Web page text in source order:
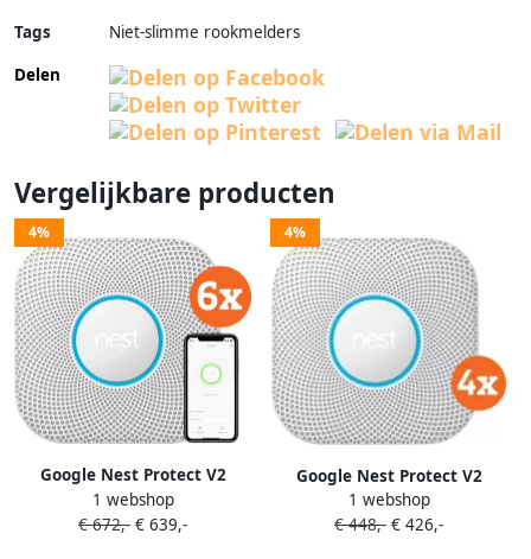
Tags
Niet-slimme rookmelders
Delen
Vergelijkbare producten
4%
Google Nest Protect V2
Netstroom 6-pack
1 webshop
€ 672,- € 639,-
4%
Google Nest Protect V2
Netstroom 4-Pack
1 webshop
€ 448,- € 426,-